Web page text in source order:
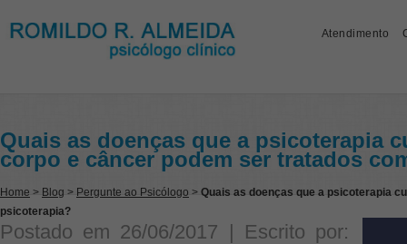
Atendimento
Quais as doenças que a psicoterapia
corpo e câncer podem ser tratados
Home > Blog > Pergunte ao Psicólogo > Quais as doenças que a psicoterapia
psicoterapia?
Postado em 26/06/2017 | Escrito por: